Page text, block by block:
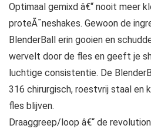
Optimaal gemixd â€“ nooit meer
proteÃ¯neshakes. Gewoon de
BlenderBall erin gooien en
wervelt door de fles en geeft je
luchtige consistentie. De
316 chirurgisch, roestvrij staal en
fles blijven.
Draaggreep/loop â€“ de